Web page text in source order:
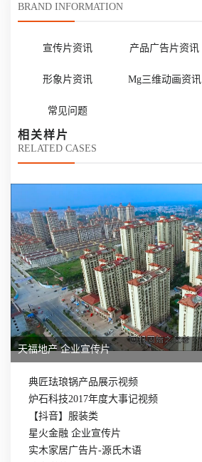
BRAND INFORMATION
宣传片资讯 产品广告片资讯
形象片资讯 Mg三维动画资讯
常见问题
相关样片
RELATED CASES
天福地产 企业宣传片
典匠珐琅锅产品展示视频
炉石科技2017年度大事记视频
【抖音】服装类
星火金融 企业宣传片
实木家居广告片-源氏木语